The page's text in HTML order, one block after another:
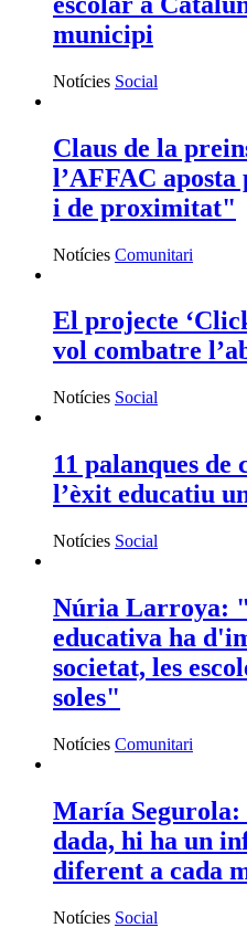
municipi
Notícies Social
Claus de la
l’AFFAC
i de proximitat"
Notícies Comunitari
El projecte
vol combatre
Notícies Social
11 palanques
l’èxit educatiu
Notícies Social
Núria Larroya:
educativa ha
societat, les
soles"
Notícies Comunitari
María Segurola:
dada, hi ha un
diferent a cada
Notícies Social